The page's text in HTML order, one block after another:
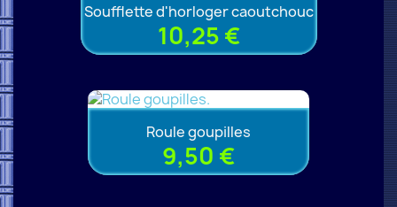
Soufflette d'horloger caoutchouc
10,25 €
Roule goupilles
9,50 €